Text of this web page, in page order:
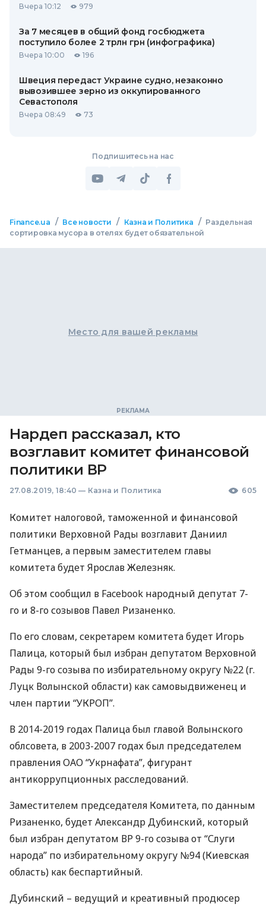
Вчера 10:12 979
За 7 месяцев в общий фонд госбюджета
поступило более 2 трлн грн (инфографика)
Вчера 10:00 196
Швеция передаст Украине судно, незаконно
вывозившее зерно из оккупированного
Севастополя
Вчера 08:49 73
Подпишитесь на нас
Finance.ua / Все новости / Казна и Политика / Раздельная
сортировка мусора в отелях будет обязательной
Место для вашей рекламы
Нардеп рассказал, кто
возглавит комитет финансовой
политики ВР
27.08.2019, 18:40 — Казна и Политика 605
Комитет налоговой, таможенной и финансовой
политики Верховной Рады возглавит Даниил
Гетманцев, а первым заместителем главы
комитета будет Ярослав Железняк.
Об этом сообщил в Facebook народный депутат 7-
го и 8-го созывов Павел Ризаненко.
По его словам, секретарем комитета будет Игорь
Палица, который был избран депутатом Верховной
Рады 9-го созыва по избирательному округу №22 (г.
Луцк Волынской области) как самовыдвиженец и
член партии “УКРОП”.
В 2014-2019 годах Палица был главой Волынского
облсовета, в 2003-2007 годах был председателем
правленияОАО “Укрнафата”, фигурант
антикоррупционных расследований.
Заместителем председателя Комитета, по данным
Ризаненко, будет Александр Дубинский, который
был избран депутатом ВР 9-го созыва от “Слуги
народа” по избирательному округу №94 (Киевская
область) как беспартийный.
Дубинский – ведущий и креативный продюсер